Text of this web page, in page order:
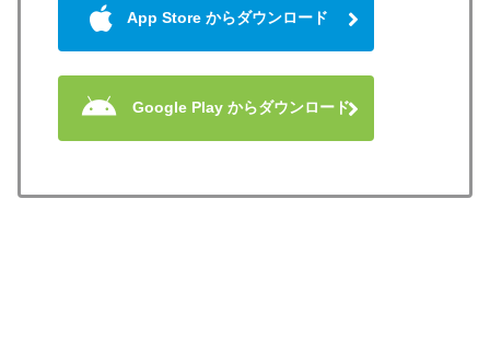
App Store からダウンロード
Google Play からダウンロード